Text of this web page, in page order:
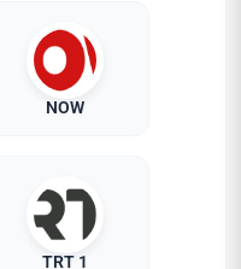
NOW
TRT 1